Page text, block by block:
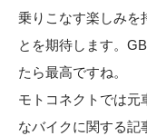
乗りこなす楽しみを
とを期待します。
たら最高ですね。
モトコネクトでは元
なバイクに関する記